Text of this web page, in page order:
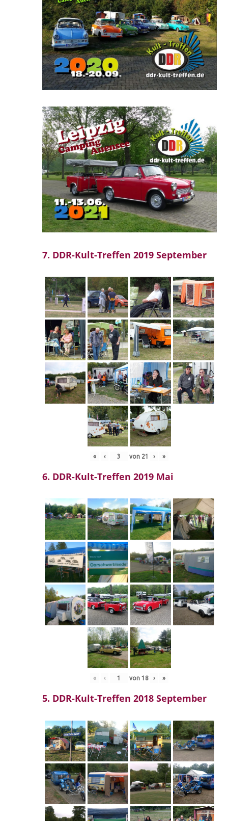
7. DDR-Kult-Treffen 2019 September
« ‹ von 21 › »
6. DDR-Kult-Treffen 2019 Mai
« ‹ von 18 › »
5. DDR-Kult-Treffen 2018 September